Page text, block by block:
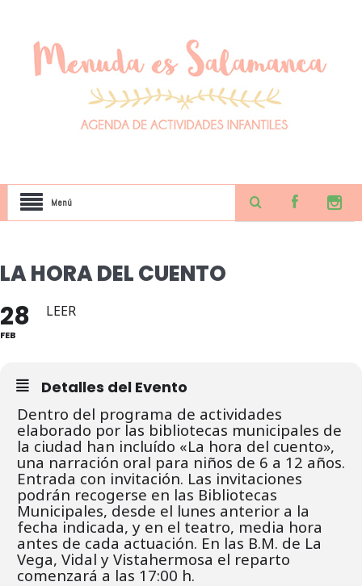
Menú
LA HORA DEL CUENTO
28
FEB
LEER
Detalles del Evento
Dentro del programa de actividades
elaborado por las bibliotecas municipales de
la ciudad han incluído «La hora del cuento»,
una narración oral para niños de 6 a 12 años.
Entrada con invitación. Las invitaciones
podrán recogerse en las Bibliotecas
Municipales, desde el lunes anterior a la
fecha indicada, y en el teatro, media hora
antes de cada actuación. En las B.M. de La
Vega, Vidal y Vistahermosa el reparto
comenzará a las 17:00 h.